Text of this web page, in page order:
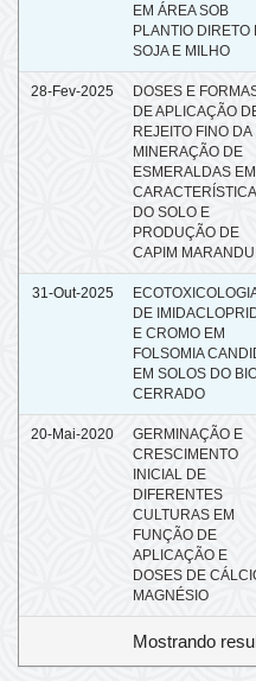
EM ÁREA SOB
PLANTIO DIRETO
SOJA E MILHO
28-Fev-2025
DOSES E
DE APLICAÇÃO
REJEITO FINO DA
MINERAÇÃO DE
ESMERALDAS EM
DO SOLO E
PRODUÇÃO DE
CAPIM MARANDU
31-Out-2025
DE
E CROMO EM
FOLSOMIA
EM SOLOS DO
CERRADO
20-Mai-2020
GERMINAÇÃO E
CRESCIMENTO
INICIAL DE
DIFERENTES
CULTURAS EM
FUNÇÃO DE
APLICAÇÃO E
DOSES DE
MAGNÉSIO
Mostrando